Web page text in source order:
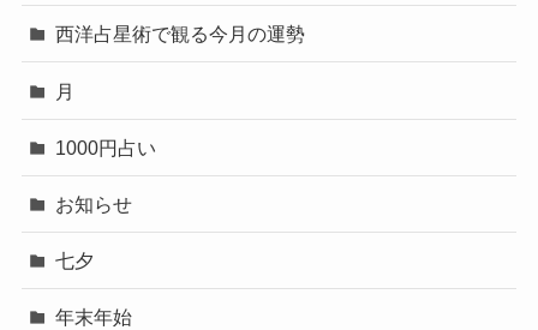
西洋占星術で観る今月の運勢
月
1000円占い
お知らせ
七夕
年末年始